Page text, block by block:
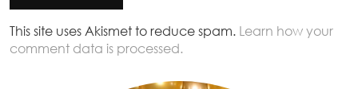
This site uses Akismet to reduce spam. Learn how your
comment data is processed.